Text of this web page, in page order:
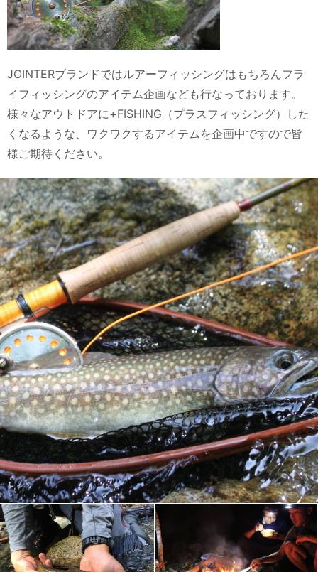
JOINTERブランドではルアーフィッシングはもちろんフラ
イフィッシングのアイテム企画なども行なっております。
様々なアウトドアに+FISHING（プラスフィッシング）した
くなるような、ワクワクするアイテムを企画中ですので皆
様ご期待ください。